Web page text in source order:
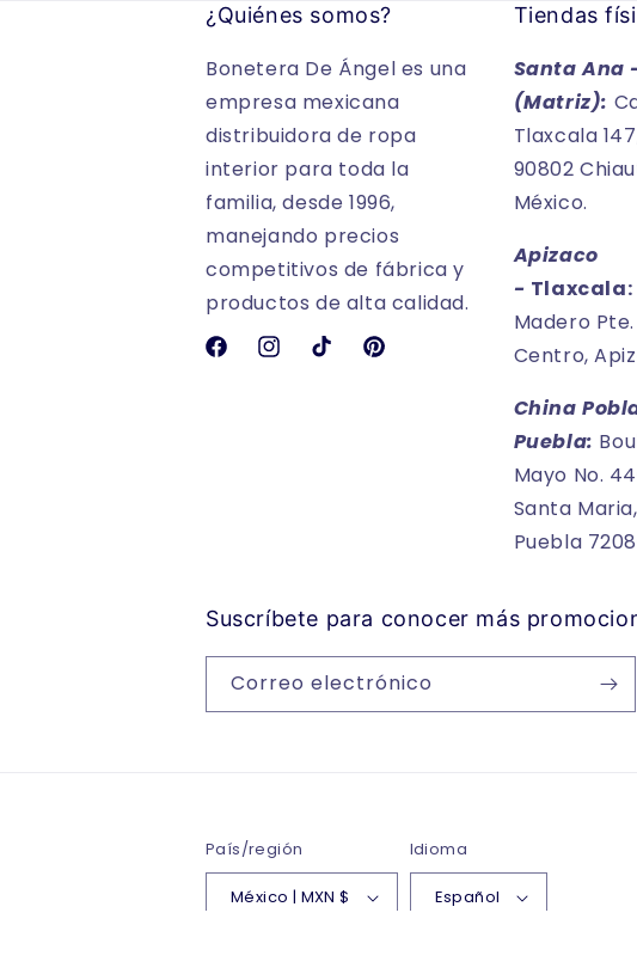
¿Quiénes somos?
Bonetera De Ángel es una
empresa mexicana
distribuidora de ropa
interior para toda la
familia, desde 1996,
manejando precios
competitivos de fábrica y
productos de alta calidad.
FacebookInstagramTikTokPinterest
Tiendas
Santa Ana
(Matriz):
Tlaxcala
90802
México.
Apizaco
- Tlaxcala:
Madero
Centro,
China
Puebla:
Mayo No.
Santa
Puebla
Suscríbete para conocer más
Correo electrónico
País/región
México | MXN $
Idioma
Español